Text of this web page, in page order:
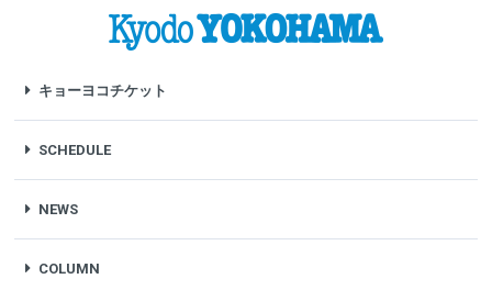
キョーヨコチケット
SCHEDULE
NEWS
COLUMN